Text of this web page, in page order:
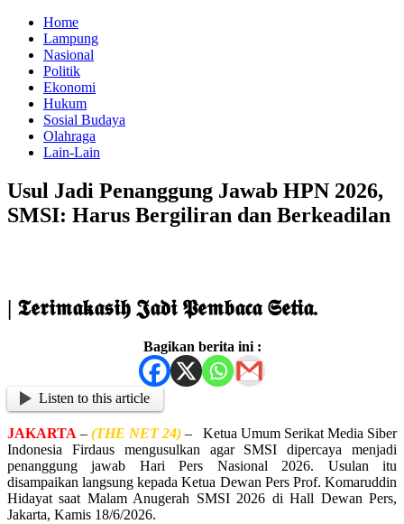
Home
Lampung
Nasional
Politik
Ekonomi
Hukum
Sosial Budaya
Olahraga
Lain-Lain
Usul Jadi Penanggung Jawab HPN 2026,
SMSI: Harus Bergiliran dan Berkeadilan
| 𝕿𝖊𝖗𝖎𝖒𝖆𝖐𝖆𝖘𝖎𝖍 𝕵𝖆𝖉𝖎 𝕻𝖊𝖒𝖇𝖆𝖈𝖆 𝕾𝖊𝖙𝖎𝖆.
Bagikan berita ini :
Listen to this article
JAKARTA – (THE NET 24) – Ketua Umum Serikat Media Siber
Indonesia Firdaus mengusulkan agar SMSI dipercaya menjadi
penanggung jawab Hari Pers Nasional 2026. Usulan itu
disampaikan langsung kepada Ketua Dewan Pers Prof. Komaruddin
Hidayat saat Malam Anugerah SMSI 2026 di Hall Dewan Pers,
Jakarta, Kamis 18/6/2026.